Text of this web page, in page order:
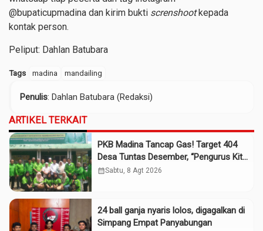
@bupaticupmadina dan kirim bukti screnshootkepada
kontak person.
Peliput: Dahlan Batubara
Tags madina mandailing
Penulis: Dahlan Batubara (Redaksi)
ARTIKEL TERKAIT
PKB Madina Tancap Gas! Target 404
Desa Tuntas Desember, “Pengurus Kita
Adalah Tokoh”
calendar_monthSabtu, 8 Agt 2026
24 ball ganja nyaris lolos, digagalkan di
Simpang Empat Panyabungan